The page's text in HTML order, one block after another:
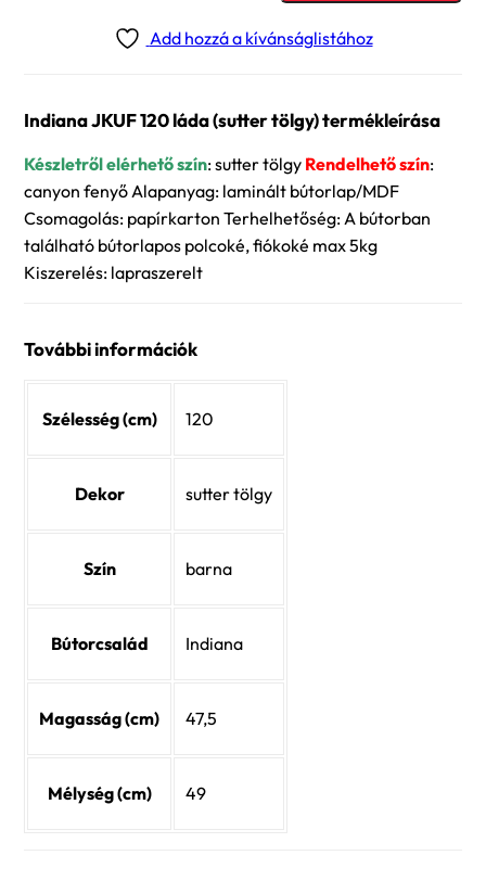
mennyiség
Add hozzá a kívánságlistához
Indiana JKUF 120 láda (sutter tölgy) termékleírása
Készletről elérhető szín: sutter tölgy Rendelhető szín:
canyon fenyő Alapanyag: laminált bútorlap/MDF
Csomagolás: papírkarton Terhelhetőség: A bútorban
található bútorlapos polcoké, fiókoké max 5kg
Kiszerelés: lapraszerelt
További információk
Szélesség (cm) 120
Dekor sutter tölgy
Szín barna
Bútorcsalád Indiana
Magasság (cm) 47,5
Mélység (cm) 49